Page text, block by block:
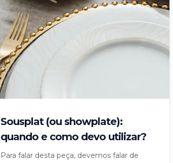
Sousplat (ou showplate):
quando e como devo utilizar?
Para falar desta peça, devemos falar de